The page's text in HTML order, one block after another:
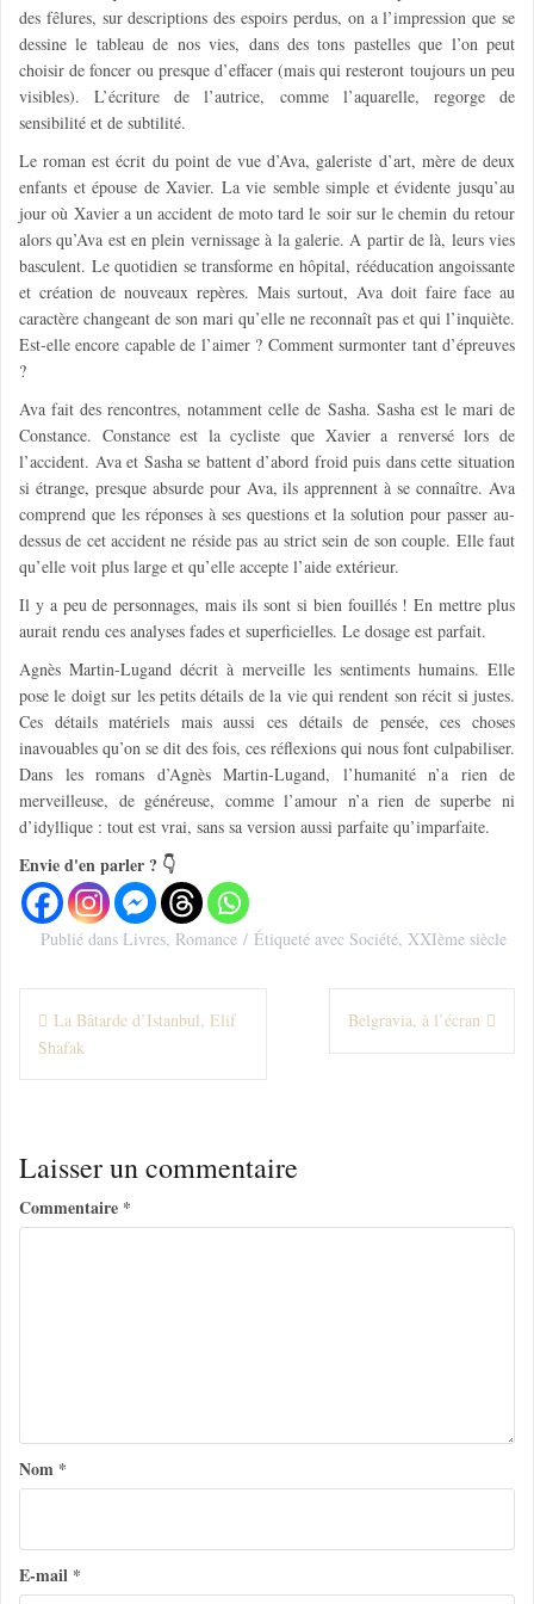
des fêlures, sur descriptions des espoirs perdus, on a l’impression que se
dessine le tableau de nos vies, dans des tons pastelles que l’on peut
choisir de foncer ou presque d’effacer (mais qui resteront toujours un peu
visibles). L’écriture de l’autrice, comme l’aquarelle, regorge de
sensibilité et de subtilité.
Le roman est écrit du point de vue d’Ava, galeriste d’art, mère de deux
enfants et épouse de Xavier. La vie semble simple et évidente jusqu’au
jour où Xavier a un accident de moto tard le soir sur le chemin du retour
alors qu’Ava est en plein vernissage à la galerie. A partir de là, leurs vies
basculent. Le quotidien se transforme en hôpital, rééducation angoissante
et création de nouveaux repères. Mais surtout, Ava doit faire face au
caractère changeant de son mari qu’elle ne reconnaît pas et qui l’inquiète.
Est-elle encore capable de l’aimer ? Comment surmonter tant d’épreuves
?
Ava fait des rencontres, notamment celle de Sasha. Sasha est le mari de
Constance. Constance est la cycliste que Xavier a renversé lors de
l’accident. Ava et Sasha se battent d’abord froid puis dans cette situation
si étrange, presque absurde pour Ava, ils apprennent à se connaître. Ava
comprend que les réponses à ses questions et la solution pour passer au-
dessus de cet accident ne réside pas au strict sein de son couple. Elle faut
qu’elle voit plus large et qu’elle accepte l’aide extérieur.
Il y a peu de personnages, mais ils sont si bien fouillés ! En mettre plus
aurait rendu ces analyses fades et superficielles. Le dosage est parfait.
Agnès Martin-Lugand décrit à merveille les sentiments humains. Elle
pose le doigt sur les petits détails de la vie qui rendent son récit si justes.
Ces détails matériels mais aussi ces détails de pensée, ces choses
inavouables qu’on se dit des fois, ces réflexions qui nous font culpabiliser.
Dans les romans d’Agnès Martin-Lugand, l’humanité n’a rien de
merveilleuse, de généreuse, comme l’amour n’a rien de superbe ni
d’idyllique : tout est vrai, sans sa version aussi parfaite qu’imparfaite.
Envie d'en parler ? 👇
Publié dans Livres, Romance Étiqueté avec Société, XXIème siècle
N
i
g
a
e
l
’
a
La Bâtarde d’Istanbul, Elif
Shafak
Belgravia, à l’écran
Laisser un commentaire
Commentaire *
Nom *
E-mail *